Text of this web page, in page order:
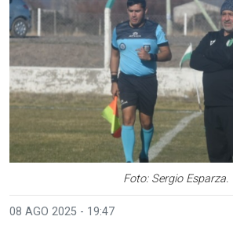
Foto: Sergio Esparza.
08 AGO 2025 - 19:47